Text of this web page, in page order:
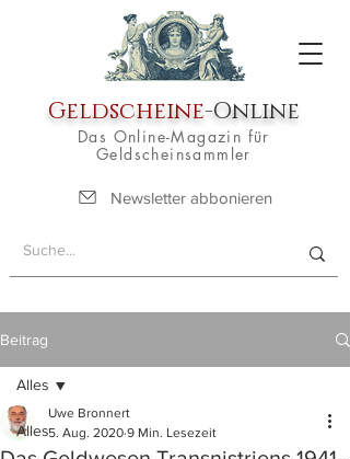
Geldscheine-Online
Das Online-Magazin für
Geldscheinsammler
Newsletter abbonieren
Beitrag
Alles
Alles
Uwe Bronnert
5. Aug. 2020 9 Min. Lesezeit